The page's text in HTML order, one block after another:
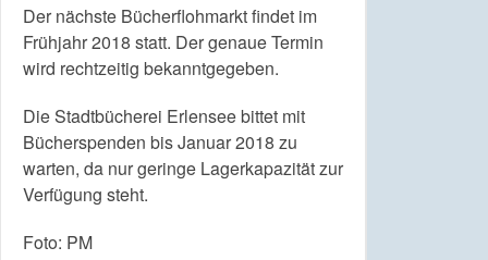
Der nächste Bücherflohmarkt findet im
Frühjahr 2018 statt. Der genaue Termin
wird rechtzeitig bekanntgegeben.
Die Stadtbücherei Erlensee bittet mit
Bücherspenden bis Januar 2018 zu
warten, da nur geringe Lagerkapazität zur
Verfügung steht.
Foto: PM